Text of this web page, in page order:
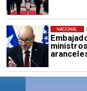
NACIONAL